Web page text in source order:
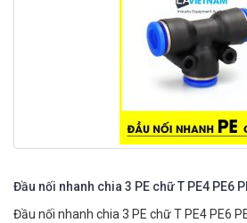
Đầu nối nhanh chia 3 PE chữ T PE4 PE6
Đầu nối nhanh chia 3 PE chữ T PE4 PE6